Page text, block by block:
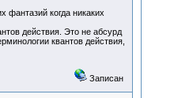
фантазий когда никаких
действия. Это не абсурд
квантов действия,
Записан